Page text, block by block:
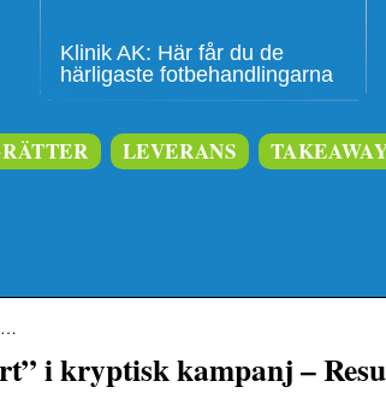
Klinik AK: Här får du de
härligaste fotbehandlingarna
LEVERANS
…
i kryptisk kampanj –